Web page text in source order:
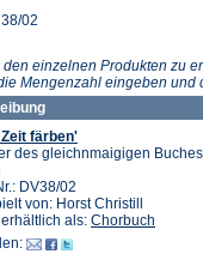
02
einzelnen Produkten zu
Mengenzahl eingeben und
färben'
des gleichnmaigigen
DV38/02
von: Horst Christill
als: Chorbuch